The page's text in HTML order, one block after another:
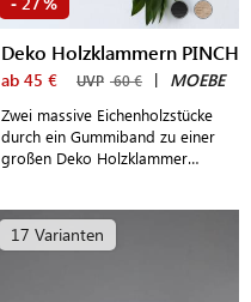
- %
Deko Holzklammern PINCH
ab 45 € UVP 60 € | MOEBE
Zwei massive Eichenholzstücke
durch ein Gummiband zu einer
großen Deko Holzklammer
17 Varianten